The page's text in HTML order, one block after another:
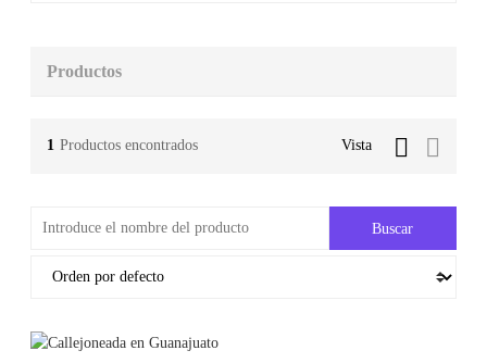
Productos
1 Productos encontrados Vista